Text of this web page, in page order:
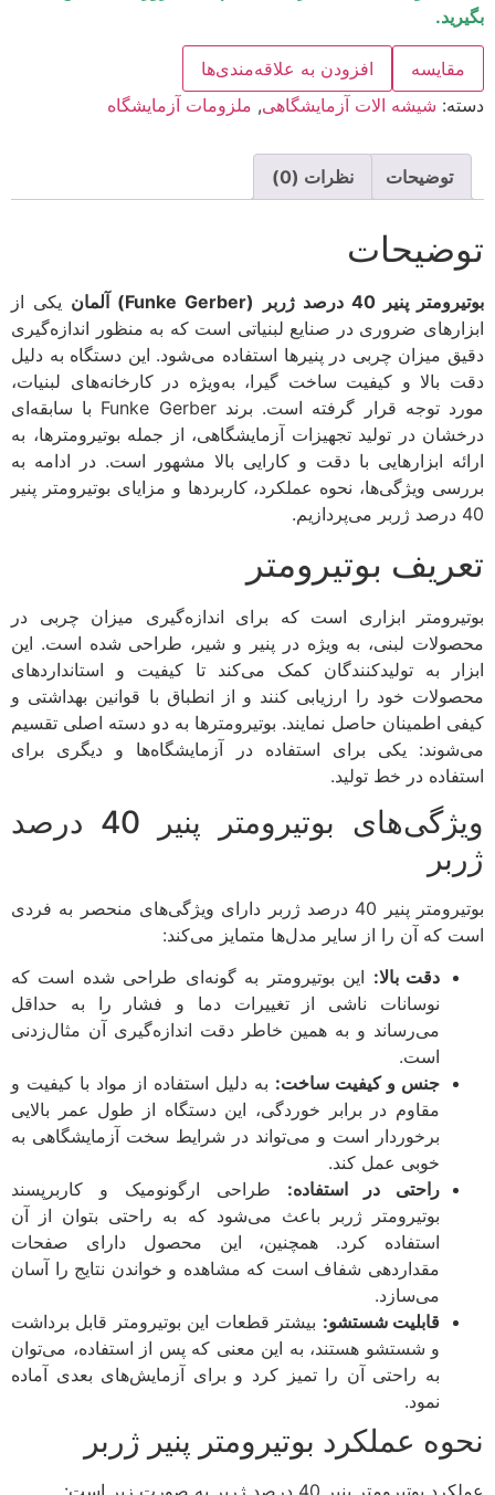
بگیرید.
مقایسه
افزودن به علاقه‌مندی‌ها
دسته: شیشه الات آزمایشگاهی, ملزومات آزمایشگاه
توضیحات نظرات (0)
توضیحات
بوتیرومتر پنیر 40 درصد ژربر (Funke Gerber) آلمان
یکی از
ابزارهای ضروری در صنایع لبنیاتی است که به منظور اندازه‌گیری
دقیق میزان چربی در پنیرها استفاده می‌شود. این دستگاه به دلیل
دقت بالا و کیفیت ساخت گیرا، به‌ویژه در کارخانه‌های لبنیات،
مورد توجه قرار گرفته است. برند Funke Gerber با سابقه‌ای
درخشان در تولید تجهیزات آزمایشگاهی، از جمله بوتیرومترها، به
ارائه ابزارهایی با دقت و کارایی بالا مشهور است. در ادامه به
بررسی ویژگی‌ها، نحوه عملکرد، کاربردها و مزایای بوتیرومتر پنیر
40 درصد ژربر می‌پردازیم.
تعریف بوتیرومتر
بوتیرومتر ابزاری است که برای اندازه‌گیری میزان چربی در
محصولات لبنی، به ویژه در پنیر و شیر، طراحی شده است. این
ابزار به تولیدکنندگان کمک می‌کند تا کیفیت و استانداردهای
محصولات خود را ارزیابی کنند و از انطباق با قوانین بهداشتی و
کیفی اطمینان حاصل نمایند. بوتیرومترها به دو دسته اصلی تقسیم
می‌شوند: یکی برای استفاده در آزمایشگاه‌ها و دیگری برای
استفاده در خط تولید.
ویژگی‌های بوتیرومتر پنیر 40 درصد
ژربر
بوتیرومتر پنیر 40 درصد ژربر دارای ویژگی‌های منحصر به فردی
است که آن را از سایر مدل‌ها متمایز می‌کند:
دقت بالا: این بوتیرومتر به گونه‌ای طراحی شده است که
نوسانات ناشی از تغییرات دما و فشار را به حداقل
می‌رساند و به همین خاطر دقت اندازه‌گیری آن مثال‌زدنی
است.
جنس و کیفیت ساخت: به دلیل استفاده از مواد با کیفیت و
مقاوم در برابر خوردگی، این دستگاه از طول عمر بالایی
برخوردار است و می‌تواند در شرایط سخت آزمایشگاهی به
خوبی عمل کند.
راحتی در استفاده: طراحی ارگونومیک و کاربرپسند
بوتیرومتر ژربر باعث می‌شود که به راحتی بتوان از آن
استفاده کرد. همچنین، این محصول دارای صفحات
مقداردهی شفاف است که مشاهده و خواندن نتایج را آسان
می‌سازد.
قابلیت شستشو: بیشتر قطعات این بوتیرومتر قابل برداشت
و شستشو هستند، به این معنی که پس از استفاده، می‌توان
به راحتی آن را تمیز کرد و برای آزمایش‌های بعدی آماده
نمود.
نحوه عملکرد بوتیرومتر پنیر ژربر